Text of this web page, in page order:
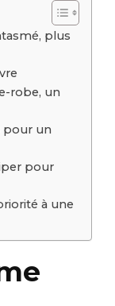
plus
robe, un
pour un
pour
à une